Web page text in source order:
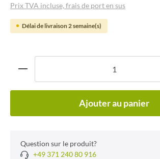
Prix TVA incluse, frais de port en sus
Délai de livraison 2 semaine(s)
Ajouter au panier
Question sur le produit?
+49 371 240 80 916